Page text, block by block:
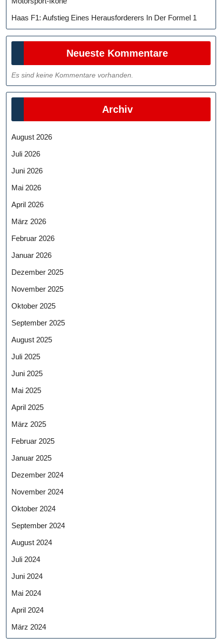
Haas F1: Aufstieg Eines Herausforderers In Der Formel 1
Neueste Kommentare
Es sind keine Kommentare vorhanden.
Archiv
August 2026
Juli 2026
Juni 2026
Mai 2026
April 2026
März 2026
Februar 2026
Januar 2026
Dezember 2025
November 2025
Oktober 2025
September 2025
August 2025
Juli 2025
Juni 2025
Mai 2025
April 2025
März 2025
Februar 2025
Januar 2025
Dezember 2024
November 2024
Oktober 2024
September 2024
August 2024
Juli 2024
Juni 2024
Mai 2024
April 2024
März 2024